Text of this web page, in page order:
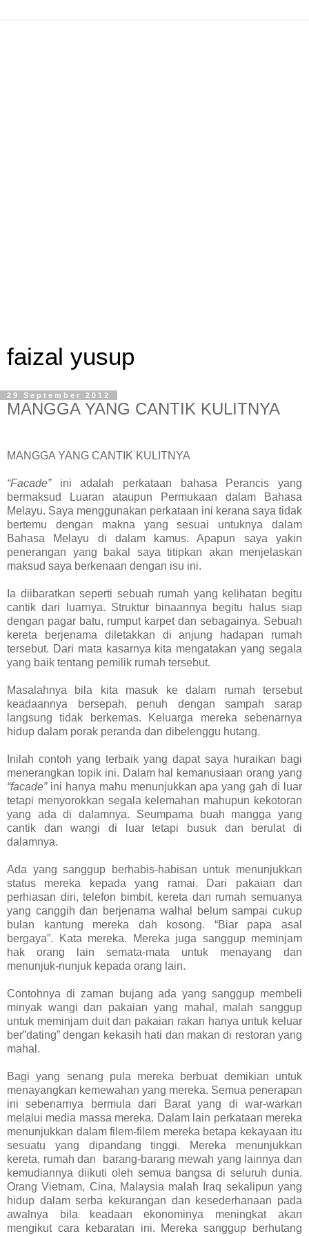
faizal yusup
29 September 2012
MANGGA YANG CANTIK KULITNYA
MANGGA YANG CANTIK KULITNYA
“Facade” ini adalah perkataan bahasa Perancis yang
bermaksud Luaran ataupun Permukaan dalam Bahasa
Melayu. Saya menggunakan perkataan ini kerana saya tidak
bertemu dengan makna yang sesuai untuknya dalam
Bahasa Melayu di dalam kamus. Apapun saya yakin
penerangan yang bakal saya titipkan akan menjelaskan
maksud saya berkenaan dengan isu ini.
Ia diibaratkan seperti sebuah rumah yang kelihatan begitu
cantik dari luarnya. Struktur binaannya begitu halus siap
dengan pagar batu, rumput karpet dan sebagainya. Sebuah
kereta berjenama diletakkan di anjung hadapan rumah
tersebut. Dari mata kasarnya kita mengatakan yang segala
yang baik tentang pemilik rumah tersebut.
Masalahnya bila kita masuk ke dalam rumah tersebut
keadaannya bersepah, penuh dengan sampah sarap
langsung tidak berkemas. Keluarga mereka sebenarnya
hidup dalam porak peranda dan dibelenggu hutang.
Inilah contoh yang terbaik yang dapat saya huraikan bagi
menerangkan topik ini. Dalam hal kemanusiaan orang yang
“facade”ini hanya mahu menunjukkan apa yang gah di luar
tetapi menyorokkan segala kelemahan mahupun kekotoran
yang ada di dalamnya. Seumpama buah mangga yang
cantik dan wangi di luar tetapi busuk dan berulat di
dalamnya.
Ada yang sanggup berhabis-habisan untuk menunjukkan
status mereka kepada yang ramai. Dari pakaian dan
perhiasan diri, telefon bimbit, kereta dan rumah semuanya
yang canggih dan berjenama walhal belum sampai cukup
bulan kantung mereka dah kosong. “Biar papa asal
bergaya”. Kata mereka. Mereka juga sanggup meminjam
hak orang lain semata-mata untuk menayang dan
menunjuk-nunjuk kepada orang lain.
Contohnya di zaman bujang ada yang sanggup membeli
minyak wangi dan pakaian yang mahal, malah sanggup
untuk meminjam duit dan pakaian rakan hanya untuk keluar
ber”dating” dengan kekasih hati dan makan di restoran yang
mahal.
Bagi yang senang pula mereka berbuat demikian untuk
menayangkan kemewahan yang mereka. Semua penerapan
ini sebenarnya bermula dari Barat yang di war-warkan
melalui media massa mereka. Dalam lain perkataan mereka
menunjukkan dalam filem-filem mereka betapa kekayaan itu
sesuatu yang dipandang tinggi. Mereka menunjukkan
kereta, rumah dan barang-barang mewah yang lainnya dan
kemudiannya diikuti oleh semua bangsa di seluruh dunia.
Orang Vietnam, Cina, Malaysia malah Iraq sekalipun yang
hidup dalam serba kekurangan dan kesederhanaan pada
awalnya bila keadaan ekonominya meningkat akan
mengikut cara kebaratan ini. Mereka sanggup berhutang